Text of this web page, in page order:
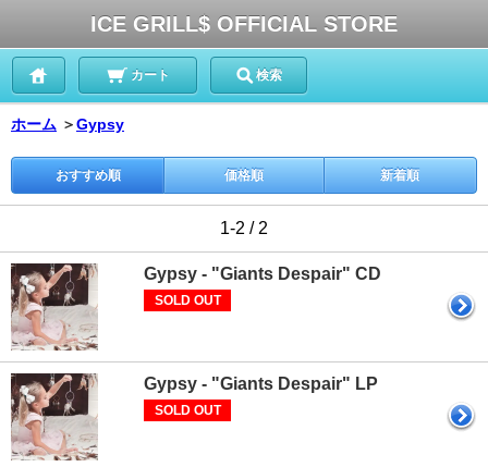
ICE GRILL$ OFFICIAL STORE
カート 検索
ホーム ＞Gypsy
おすすめ順 価格順 新着順
1-2 / 2
Gypsy - "Giants Despair" CD
SOLD OUT
Gypsy - "Giants Despair" LP
SOLD OUT